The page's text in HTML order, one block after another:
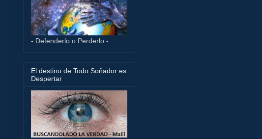
- Defenderlo o Perderlo -
El destino de Todo Soñador es
Despertar